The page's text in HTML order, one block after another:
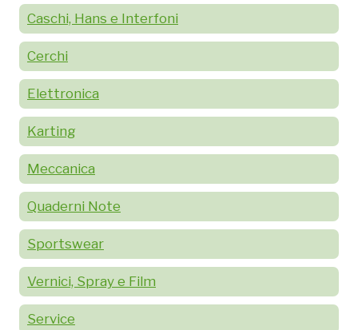
Caschi, Hans e Interfoni
Cerchi
Elettronica
Karting
Meccanica
Quaderni Note
Sportswear
Vernici, Spray e Film
Service